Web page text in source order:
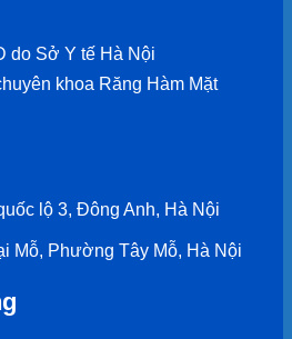
do Sở Y tế Hà Nội
khoa Răng Hàm Mặt
lộ 3, Đông Anh, Hà Nội
Mỗ, Phường Tây Mỗ, Hà Nội